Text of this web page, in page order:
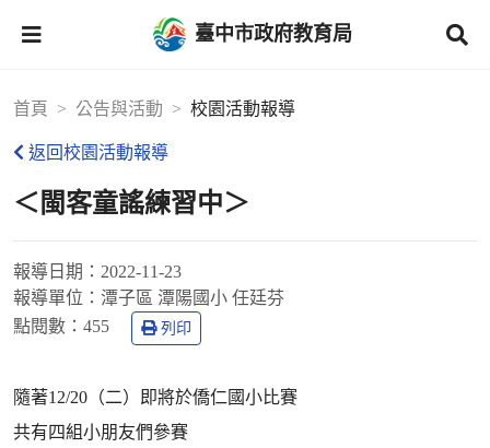
臺中市政府教育局
首頁 公告與活動 校園活動報導
返回校園活動報導
＜閩客童謠練習中＞
報導日期： 2022-11-23
報導單位： 潭子區 潭陽國小 任廷芬
點閱數： 455 列印
隨著12/20（二）即將於僑仁國小比賽
共有四組小朋友們參賽